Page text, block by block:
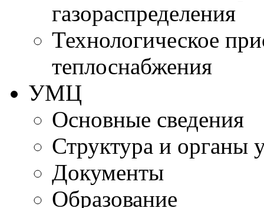
газораспределения
Технологическое
теплоснабжения
УМЦ
Основные сведения
Структура и органы
Документы
Образование